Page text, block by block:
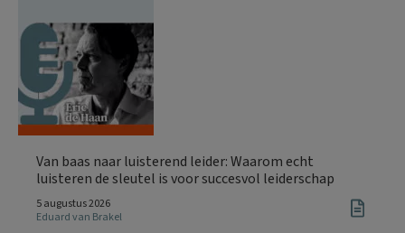
Van baas naar luisterend leider: Waarom echt
luisteren de sleutel is voor succesvol leiderschap
5 augustus 2026
Eduard van Brakel